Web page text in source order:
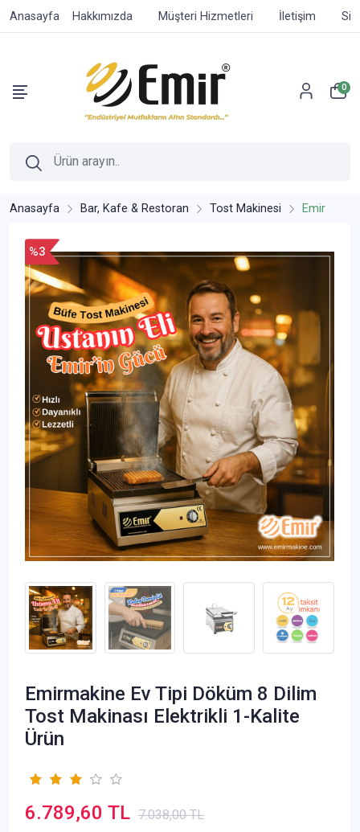
Anasayfa Hakkımızda Müşteri Hizmetleri İletişim
0
Anasayfa Bar, Kafe & Restoran Tost Makinesi Emir
%3
Emirmakine Ev Tipi Döküm 8 Dilim
Tost Makinası Elektrikli 1-Kalite
Ürün
6.789,60 TL 7.038,00 TL